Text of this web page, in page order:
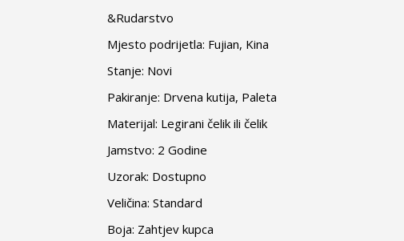
&Rudarstvo
Mjesto podrijetla: Fujian, Kina
Stanje: Novi
Pakiranje: Drvena kutija, Paleta
Materijal: Legirani čelik ili čelik
Jamstvo: 2 Godine
Uzorak: Dostupno
Veličina: Standard
Boja: Zahtjev kupca